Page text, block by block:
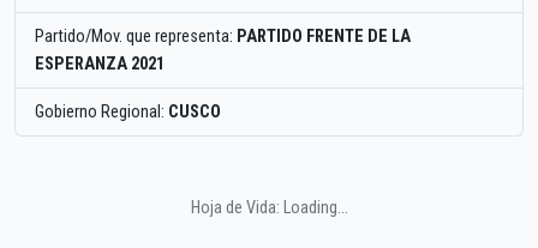
Partido/Mov. que representa: PARTIDO FRENTE DE LA
ESPERANZA 2021
Gobierno Regional: CUSCO
Hoja de Vida: Loading...